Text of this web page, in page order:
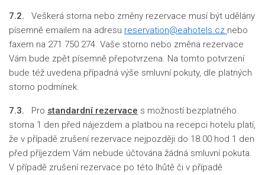
7.2. Veškerá storna nebo změny rezervace musí být udělány
písemně emailem na adresu reservation@eahotels.cz nebo
faxem na 271 750 274. Vaše storno nebo změna rezervace
Vám bude zpět písemně přepotvrzena. Na tomto potvrzení
bude též uvedena případná výše smluvní pokuty, dle platných
storno podmínek.
7.3. Pro standardní rezervace s možností bezplatného
storna 1 den před nájezdem a platbou na recepci hotelu platí,
že v případě zrušení rezervace nejpozději do 18.00 hod 1 den
před příjezdem Vám nebude účtována žádná smluvní pokuta.
V případě zrušení rezervace po této lhůtě či v případě